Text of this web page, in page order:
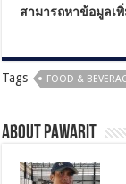
สามารถหาข้อมูลเ
Tags FOOD &
About pawarit